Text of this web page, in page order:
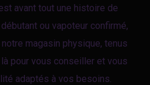
avant tout une histoire de
ou vapoteur confirmé,
magasin physique, tenus
pour vous conseiller et vous
adaptés à vos besoins.